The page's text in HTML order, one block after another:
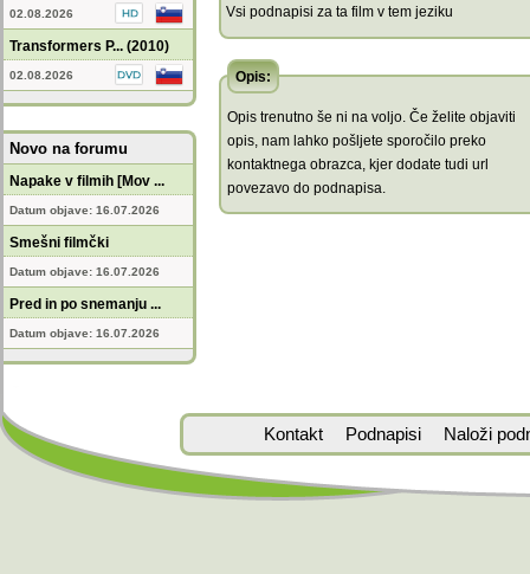
02.08.2026
Transformers P... (2010)
02.08.2026
Novo na forumu
Napake v filmih [Mov ...
Datum objave: 16.07.2026
Smešni filmčki
Datum objave: 16.07.2026
Pred in po snemanju ...
Datum objave: 16.07.2026
Vsi podnapisi za ta film v tem jeziku
Opis:
Opis trenutno še ni na voljo. Če želite objaviti
opis, nam lahko pošljete sporočilo preko
kontaktnega obrazca, kjer dodate tudi url
povezavo do podnapisa.
Kontakt Podnapisi Naloži